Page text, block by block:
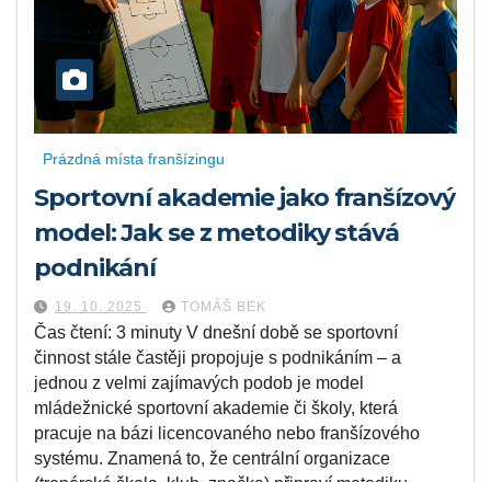
Prázdná místa franšízingu
Sportovní akademie jako franšízový
model: Jak se z metodiky stává
podnikání
19. 10. 2025 TOMÁŠ BEK
Čas čtení: 3 minuty V dnešní době se sportovní
činnost stále častěji propojuje s podnikáním – a
jednou z velmi zajímavých podob je model
mládežnické sportovní akademie či školy, která
pracuje na bázi licencovaného nebo franšízového
systému. Znamená to, že centrální organizace